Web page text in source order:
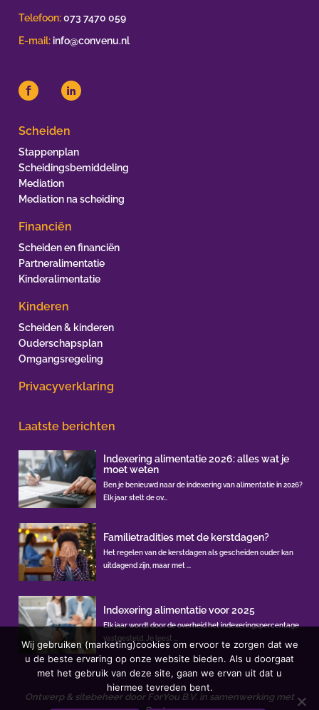
Telefoon:073 7470 059
E-mail: info@convenu.nl
Scheiden
Stappenplan
Scheidingsbemiddeling
Mediation
Mediation na scheiding
Financiën
Scheiden en financiën
Partneralimentatie
Kinderalimentatie
Kinderen
Scheiden & kinderen
Ouderschapsplan
Omgangsregeling
Privacyverklaring
Laatste berichten
Indexering alimentatie 2026: alles wat je
moet weten
Ben je benieuwd naar de indexering van alimentatie in 2026?
Elk jaar stelt de ov...
Familietradities met de kerstdagen?
Het regelen van de kerstdagen als gescheiden ouder kan
uitdagend zijn, maar met ...
Indexering alimentatie voor 2025
Elk jaar wordt door de overheid het indexeringspercentage
vastgesteld. Je leest ...
Ontwerp & sitebeheer door ForYou B.V. in samenwerking met
Wij gebruiken (marketing)cookies om ervoor te zorgen dat we
u de beste ervaring op onze website bieden. Als u doorgaat
met het gebruik van deze site, gaan we ervan uit dat u
hiermee tevreden bent.